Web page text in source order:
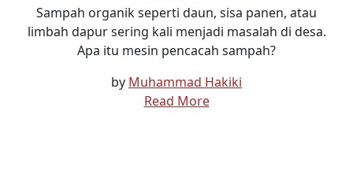
Sampah organik seperti daun, sisa panen, atau
limbah dapur sering kali menjadi masalah di desa.
Apa itu mesin pencacah sampah?
by Muhammad Hakiki
Read More